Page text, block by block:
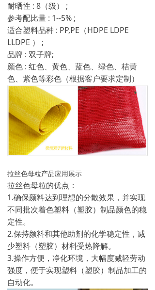
耐晒性 : 8（级） ;
参考配比量 : 1--5% ;
适合塑料品种 : PP,PE（HDPE LDPE
LLDPE ） ;
品牌 : 双子牌;
颜色 : 红色、黄色、蓝色、绿色、桔黄
色、紫色等彩色（根据客户要求定制）
拉丝色母粒产品应用展示
拉丝色母粒的优点：
1.确保颜料达到理想的分散效果，并实现
不同批次着色塑料（塑胶）制品颜色的稳
定性。
2.保持颜料和其他助剂的化学稳定性，减
少塑料（塑胶）材料受热降解。
3.操作方便，净化环境，大幅度减轻劳动
强度，便于实现塑料（塑胶）制品加工的
自动化。